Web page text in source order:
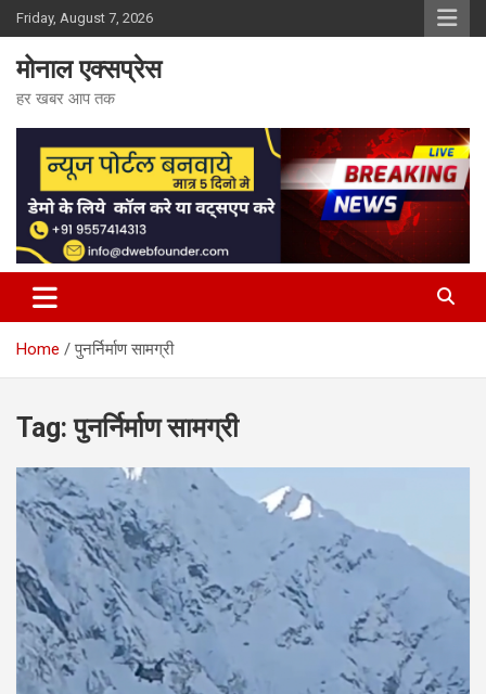
Skip
to
content
Friday, August 7, 2026
मोनाल एक्सप्रेस
हर खबर आप तक
Home पुनर्निर्माण सामग्री
Tag:पुनर्निर्माण सामग्री